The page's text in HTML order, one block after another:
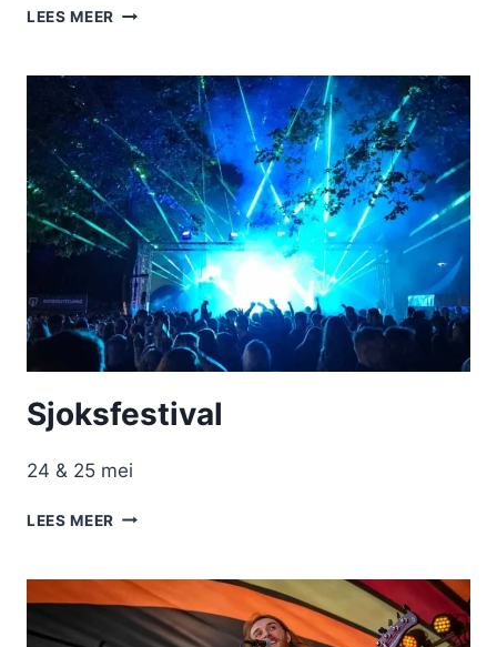
LEES MEER REURPOP
Sjoksfestival
24 & 25 mei
LEES MEER SJOKSFESTIVAL